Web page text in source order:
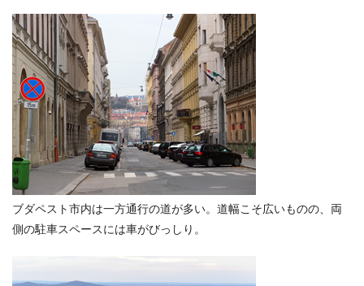
ブダペスト市内は一方通行の道が多い。道幅こそ広いものの、両
側の駐車スペースには車がびっしり。